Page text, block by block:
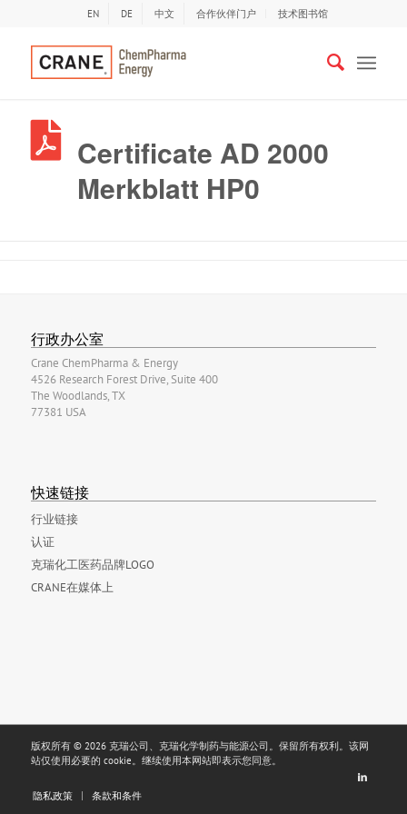
EN DE 中文 合作伙伴门户 技术图书馆
Certificate AD 2000
Merkblatt HP0
行政办公室
Crane ChemPharma & Energy
4526 Research Forest Drive, Suite 400
The Woodlands, TX
77381 USA
快速链接
行业链接
认证
克瑞化工医药品牌LOGO
CRANE在媒体上
版权所有 © 2026 克瑞公司、克瑞化学制药与能源公司。保留所有权利。该网
站仅使用必要的 cookie。继续使用本网站即表示您同意。
隐私政策 条款和条件